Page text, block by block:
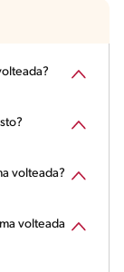
volteada?
volteada